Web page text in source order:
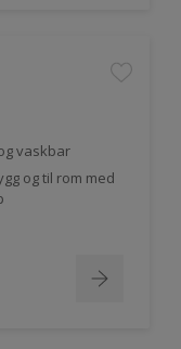
vaskbar
og til rom med